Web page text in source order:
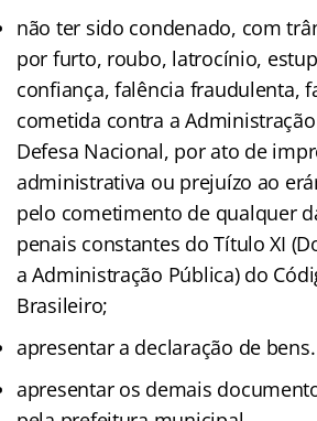
não ter sido condenado, com
por furto, roubo, latrocínio,
confiança, falência fraudulenta,
cometida contra a
Defesa Nacional, por ato de
administrativa ou prejuízo ao
pelo cometimento de qualquer
penais constantes do Título XI
a Administração Pública) do
Brasileiro;
apresentar a declaração de bens.
apresentar os demais